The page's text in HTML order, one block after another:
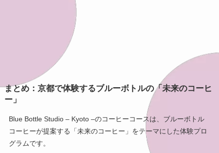
まとめ：京都で体験するブルーボトルの「未来のコーヒ
ー」
Blue Bottle Studio – Kyoto –のコーヒーコースは、ブルーボトル
コーヒーが提案する「未来のコーヒー」をテーマにした体験プロ
グラムです。